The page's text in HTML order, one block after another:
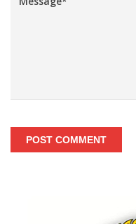
POST COMMENT